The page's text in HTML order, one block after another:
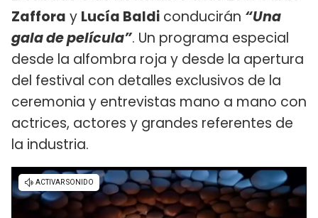
Zaffora y Lucía Baldi conducirán “Una
gala de película”. Un programa especial
desde la alfombra roja y desde la apertura
del festival con detalles exclusivos de la
ceremonia y entrevistas mano a mano con
actrices, actores y grandes referentes de
la industria.